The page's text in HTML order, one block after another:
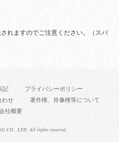
れますのでご注意ください。（スパ
記
プライバシーポリシー
わせ
著作権、肖像権等について
社概要
CO., LTD. All rights reserved.